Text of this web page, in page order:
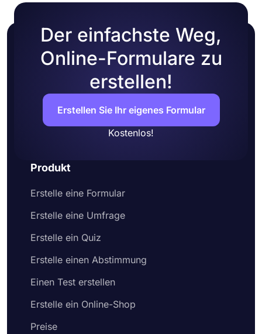
Der einfachste Weg,
Online-Formulare zu
erstellen!
Erstellen Sie Ihr eigenes Formular
Kostenlos!
Produkt
Erstelle eine Formular
Erstelle eine Umfrage
Erstelle ein Quiz
Erstelle einen Abstimmung
Einen Test erstellen
Erstelle ein Online-Shop
Preise